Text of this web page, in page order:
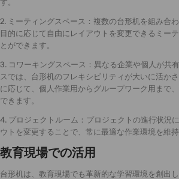
2. ミーティングスペース：複数の台形机を組み合
目的に応じて自由にレイアウトを変更できるミー
とができます。
3. コワーキングスペース：異なる企業や個人が共
スでは、台形机のフレキシビリティが大いに活か
に応じて、個人作業用からグループワーク用まで
できます。
4. プロジェクトルーム：プロジェクトの進行状況
ウトを変更することで、常に最適な作業環境を維
教育現場での活用
台形机は、教育現場でも革新的な学習環境を創出し